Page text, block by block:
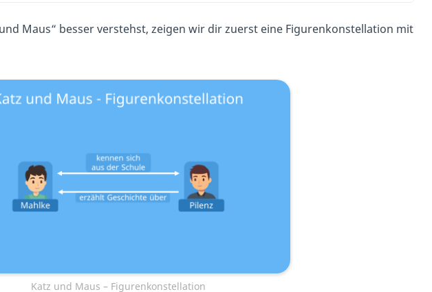
Maus“ besser verstehst, zeigen wir dir zuerst eine Figurenkonstellation mit
Katz und Maus – Figurenkonstellation